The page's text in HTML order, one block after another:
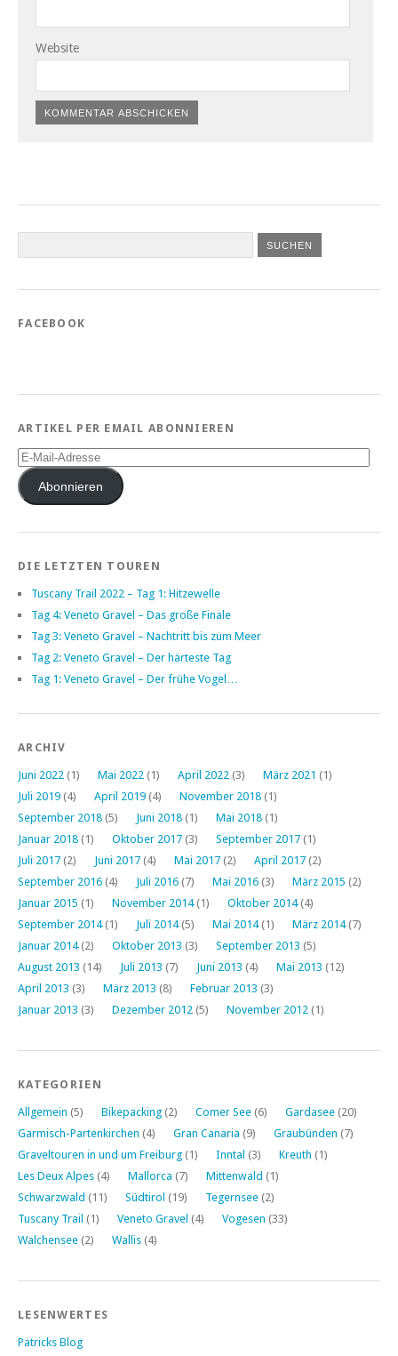
Website
FACEBOOK
ARTIKEL PER EMAIL ABONNIEREN
E-
Mail-
AdresseAbonnieren
DIE LETZTEN TOUREN
Tuscany Trail 2022 – Tag 1: Hitzewelle
Tag 4: Veneto Gravel – Das große Finale
Tag 3: Veneto Gravel – Nachtritt bis zum Meer
Tag 2: Veneto Gravel – Der härteste Tag
Tag 1: Veneto Gravel – Der frühe Vogel…
ARCHIV
Juni 2022 (1) Mai 2022 (1) April 2022 (3) März 2021 (1)
Juli 2019 (4) April 2019 (4) November 2018 (1)
September 2018 (5) Juni 2018 (1) Mai 2018 (1)
Januar 2018 (1) Oktober 2017 (3) September 2017 (1)
Juli 2017 (2) Juni 2017 (4) Mai 2017 (2) April 2017 (2)
September 2016 (4) Juli 2016 (7) Mai 2016 (3) März 2015 (2)
Januar 2015 (1) November 2014(1) Oktober 2014(4)
September 2014(1) Juli 2014(5) Mai 2014(1) März 2014(7)
Januar 2014(2) Oktober 2013 (3) September 2013 (5)
August 2013 (14) Juli 2013 (7) Juni 2013 (4) Mai 2013 (12)
April 2013 (3) März 2013 (8) Februar 2013 (3)
Januar 2013 (3) Dezember 2012 (5) November 2012 (1)
KATEGORIEN
Allgemein (5) Bikepacking (2) Comer See (6) Gardasee (20)
Garmisch-Partenkirchen (4) Gran Canaria (9) Graubünden (7)
Graveltouren in und um Freiburg (1) Inntal (3) Kreuth (1)
Les Deux Alpes (4) Mallorca (7) Mittenwald (1)
Schwarzwald (11) Südtirol (19) Tegernsee (2)
Tuscany Trail (1) Veneto Gravel (4) Vogesen (33)
Walchensee (2) Wallis (4)
LESENWERTES
Patricks Blog